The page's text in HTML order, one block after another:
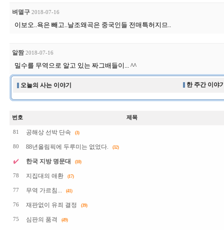
벼멸구 2018-07-16
이보오..욕은 빼고..날조왜곡은 중국인들 전매특허지므..
알짬 2018-07-16
밀수를 무역으로 알고 있는 짜그배들이... ^^
오늘의 사는 이야기 한 주간 이야
번호 제목
81 공해상 선박 단속 (3)
80 88년올림픽에 두루미는 없었다. (32)
한국 지방 명문대 (10)
78 지집대의 애환 (17)
77 무역 가르침... (41)
76 재판없이 유죄 결정 (39)
75 심판의 품격 (49)